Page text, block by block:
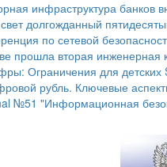
инфраструктура банков
долгожданный
по сетевой
прошла вторая
Ограничения для детских
рубль. Ключевые
№51 "Информационная